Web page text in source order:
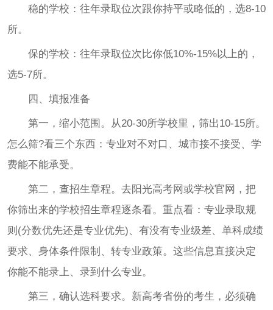
稳的学校：往年录取位次跟你持平或略低的，选8-10
所。
保的学校：往年录取位次比你低10%-15%以上的，
选5-7所。
四、填报准备
第一，缩小范围。从20-30所学校里，筛出10-15所。
怎么筛?看三个东西：专业对不对口、城市接不接受、学
费能不能承受。
第二，查招生章程。去阳光高考网或学校官网，把
你筛出来的学校招生章程逐条看。重点看：专业录取规
则(分数优先还是专业优先)、有没有专业级差、单科成绩
要求、身体条件限制、转专业政策。这些信息直接决定
你能不能录上、录到什么专业。
第三，确认选科要求。新高考省份的考生，必须确